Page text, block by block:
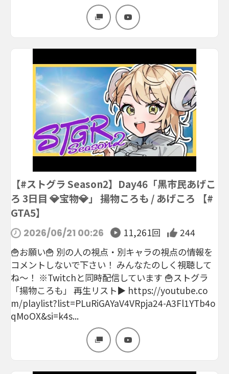
【#ストグラ Season2】Day46「黒市民あげこ
ろ 3日目 💎宝物💎」 揚物ころも / あげころ 【#
GTA5】
2026/06/21 00:26 11,261回
244
🍟お願い🍟 別の人の視点・別キャラの視点の情報を
コメントしないで下さい！ みんなたのしく視聴して
ね～！ ※Twitchと同時配信しています 🍟ストグラ
「揚物ころも」 再生リスト▶ https://youtube.co
m/playlist?list=PLuRiGAYaV4VRpja24-A3Fl1YTb4o
qMoOX&si=k4s...